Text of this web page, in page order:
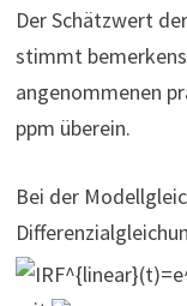
Der Schätzwert
stimmt
angenommenen
ppm überein.
Bei der